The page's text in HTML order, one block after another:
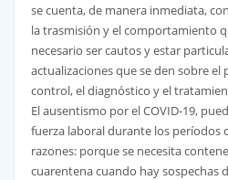
se cuenta, de manera inmediata,
la trasmisión y el comportamiento
necesario ser cautos y estar
actualizaciones que se den sobre el
control, el diagnóstico y el
El ausentismo por el COVID-19,
fuerza laboral durante los períodos
razones: porque se necesita
cuarentena cuando hay sospechas